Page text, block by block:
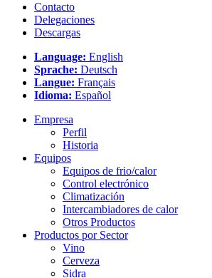
Contacto
Delegaciones
Descargas
Language: English
Sprache: Deutsch
Langue: Français
Idioma: Español
Empresa
Perfil
Historia
Equipos
Equipos de frio/calor
Control electrónico
Climatización
Intercambiadores de calor
Otros Productos
Productos por Sector
Vino
Cerveza
Sidra